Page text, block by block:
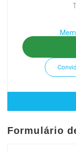
Formulário